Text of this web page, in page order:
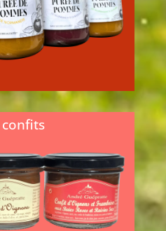
simple...
plus...
sauront ravir les
exigeants avec une
mêlant tradition et